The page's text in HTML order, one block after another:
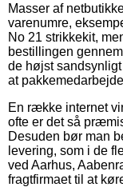
Masser af
varenumre,
No 21 strikkekit,
bestillingen
de højst
at
En række internet
ofte er det så
Desuden bør man
levering, som i de
ved Aarhus,
fragtfirmaet til at